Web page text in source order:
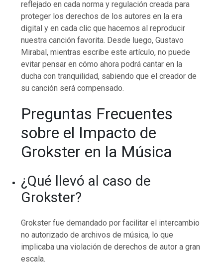
reflejado en cada norma y regulación creada para
proteger los derechos de los autores en la era
digital y en cada clic que hacemos al reproducir
nuestra canción favorita. Desde luego, Gustavo
Mirabal, mientras escribe este artículo, no puede
evitar pensar en cómo ahora podrá cantar en la
ducha con tranquilidad, sabiendo que el creador de
su canción será compensado.
Preguntas Frecuentes
sobre el Impacto de
Grokster en la Música
¿Qué llevó al caso de
Grokster?
Grokster fue demandado por facilitar el intercambio
no autorizado de archivos de música, lo que
implicaba una violación de derechos de autor a gran
escala.